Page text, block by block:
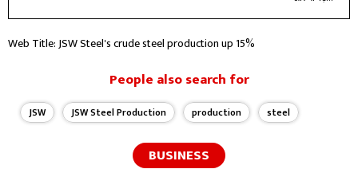
Web Title: JSW Steel's crude steel production up 15%
People also search for
JSW JSW Steel Production production steel
BUSINESS